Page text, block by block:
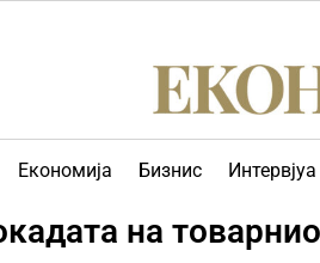
Економија Бизнис Интервјуа
на